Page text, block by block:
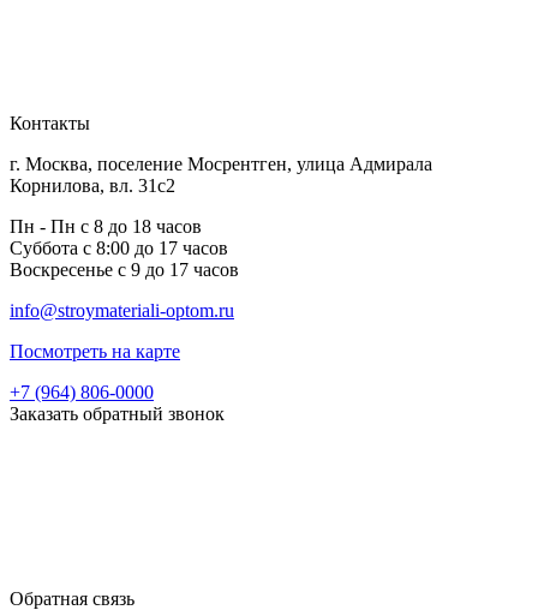
Контакты
г. Москва, поселение Мосрентген, улица Адмирала
Корнилова, вл. 31с2
Пн - Пн с 8 до 18 часов
Суббота с 8:00 до 17 часов
Воскресенье с 9 до 17 часов
info@stroymateriali-optom.ru
Посмотреть на карте
+7 (964) 806-0000
Заказать обратный звонок
Обратная связь